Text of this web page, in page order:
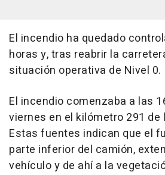
El incendio ha quedado
horas y, tras reabrir la
situación operativa de Nivel 0.
El incendio comenzaba a las
viernes en el kilómetro 291 de
Estas fuentes indican que el
parte inferior del camión,
vehículo y de ahí a la